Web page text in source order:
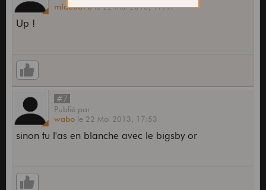
mlde3876 le22 Mai 2013,17:49
Up !
#7
Publié par
wabo le 22 Mai 2013, 17:53
sinon tu l'as en blanche avec le bigsby or